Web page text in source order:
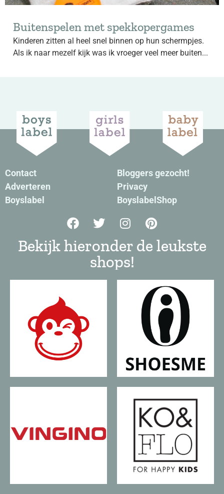
Buitenspelen met spekkopergames
Kinderen zitten al heel snel binnen op hun schermpjes.
Als ik naar mezelf kijk was ik vroeger veel meer buiten...
Contact
Adverteren
Boyslabel
Bloggers gezocht!
Privacy
BoyslabelShop
Bekijk hieronder de leukste
shops!